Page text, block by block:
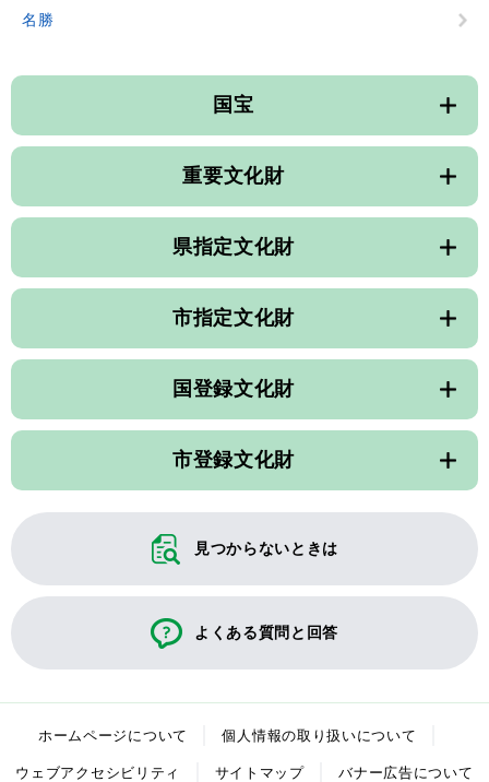
名勝
国宝
重要文化財
県指定文化財
市指定文化財
国登録文化財
市登録文化財
見つからないときは
よくある質問と回答
ホームページについて 個人情報の取り扱いについて
ウェブアクセシビリティ サイトマップ バナー広告について